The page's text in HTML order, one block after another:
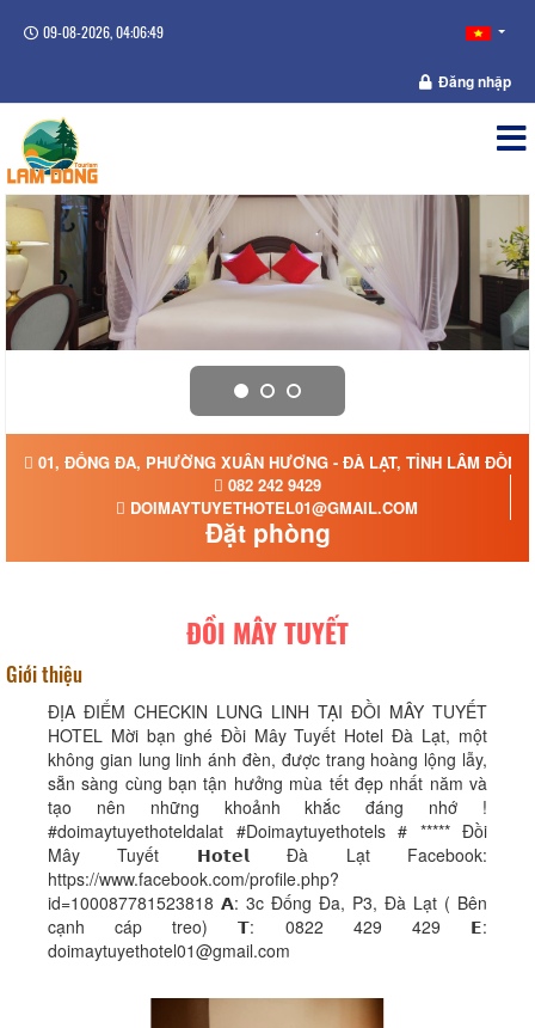
09-08-2026, 04:06:49
Đăng nhập
01, ĐỐNG ĐA, PHƯỜNG XUÂN HƯƠNG - ĐÀ LẠT, TỈNH LÂM ĐỒNG
082 242 9429
DOIMAYTUYETHOTEL01@GMAIL.COM
Đặt phòng
ĐỒI MÂY TUYẾT
Giới thiệu
ĐỊA ĐIỂM CHECKIN LUNG LINH TẠI ĐỒI MÂY TUYẾT
HOTEL Mời bạn ghé Đồi Mây Tuyết Hotel Đà Lạt, một
không gian lung linh ánh đèn, được trang hoàng lộng lẫy,
sẵn sàng cùng bạn tận hưởng mùa tết đẹp nhất năm và
tạo nên những khoảnh khắc đáng nhớ !
#doimaytuyethoteldalat #Doimaytuyethotels # ***** Đồi
Mây Tuyết 𝗛𝗼𝘁𝗲𝗹 Đà Lạt Facebook:
https://www.facebook.com/profile.php?
id=100087781523818 𝗔: 3c Đống Đa, P3, Đà Lạt ( Bên
cạnh cáp treo) 𝗧: 0822 429 429 𝗘:
doimaytuyethotel01@gmail.com